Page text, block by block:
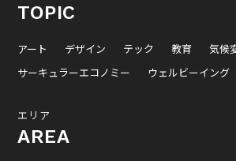
TOPIC
アート デザイン テック 教育
気候
サーキュラーエコノミー
ウェルビーイング
エリア
AREA